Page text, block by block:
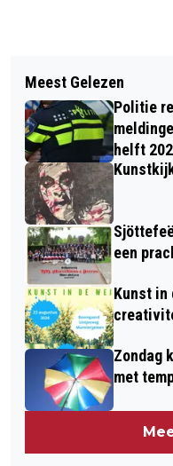
HUMOR IN
FORTUNA
ROTTERDAM
EXCELSIOR: 2-4
Meest Gelezen
Politie
helft
een
Kunst in
Zondag
met